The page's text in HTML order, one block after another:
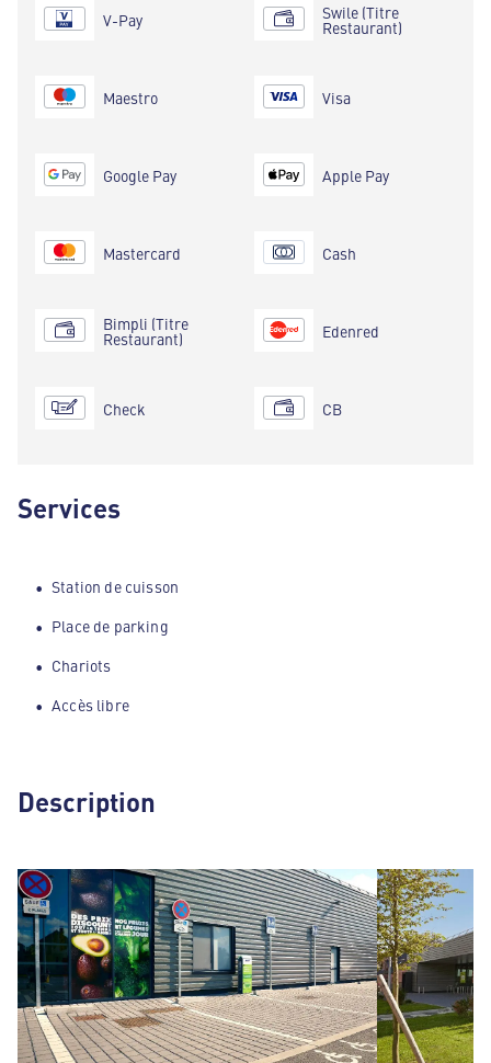
V-Pay
Maestro
Google Pay
Mastercard
Bimpli (Titre
Restaurant)
Check
Swile (Titre
Restaurant)
Visa
Apple Pay
Cash
Edenred
CB
Services
Station de cuisson
Place de parking
Chariots
Accès libre
Description